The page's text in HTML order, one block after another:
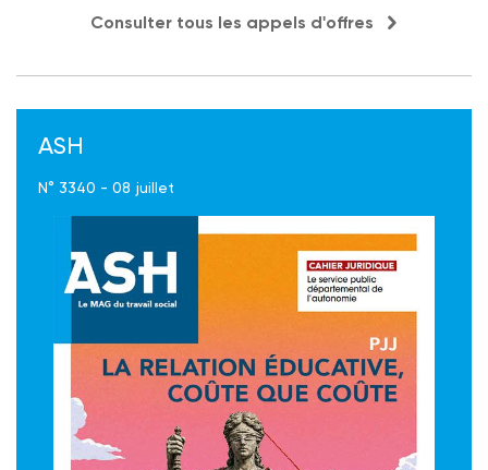
Consulter tous les appels d'offres
ASH
N° 3340 - 08 juillet